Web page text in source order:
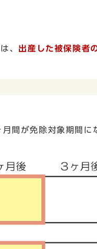
、 出産した被保険者
間が免除対象期間に